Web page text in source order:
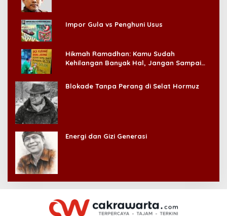
Impor Gula vs Penghuni Usus
Hikmah Ramadhan: Kamu Sudah
Kehilangan Banyak Hal, Jangan Sampai
Blokade Tanpa Perang di Selat Hormuz
Energi dan Gizi Generasi